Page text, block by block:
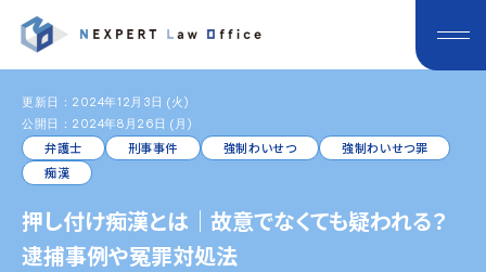
更新日：2024年12月3日 (火)
公開日：2024年8月26日 (月)
弁護士
刑事事件 強制わいせつ
強制わいせつ罪
痴漢
押し付け痴漢とは｜故意でなくても疑われる？
逮捕事例や冤罪対処法